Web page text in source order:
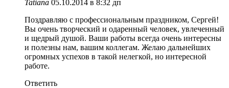
Tatiana 05.10.2014 в 8:32 дп
Поздравляю с профессиональным праздником, Сергей!
Вы очень творческий и одаренный человек, увлеченный
и щедрый душой. Ваши работы всегда очень интересны
и полезны нам, вашим коллегам. Желаю дальнейших
огромных успехов в такой нелегкой, но интересной
работе.
Ответить